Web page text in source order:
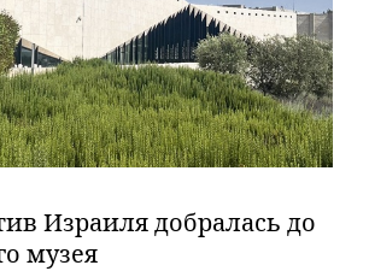
Израиля добралась до
музея